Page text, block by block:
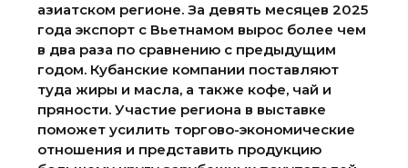
азиатском регионе. За девять месяцев 2025
года экспорт с Вьетнамом вырос более чем
в два раза по сравнению с предыдущим
годом. Кубанские компании поставляют
туда жиры и масла, а также кофе, чай и
пряности. Участие региона в выставке
поможет усилить торгово-экономические
отношения и представить продукцию